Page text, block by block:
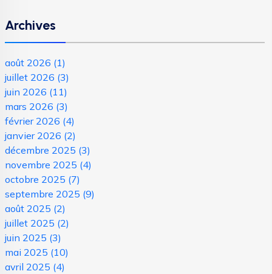
Archives
août 2026 (1)
juillet 2026 (3)
juin 2026 (11)
mars 2026 (3)
février 2026 (4)
janvier 2026 (2)
décembre 2025 (3)
novembre 2025 (4)
octobre 2025 (7)
septembre 2025 (9)
août 2025 (2)
juillet 2025 (2)
juin 2025 (3)
mai 2025 (10)
avril 2025 (4)